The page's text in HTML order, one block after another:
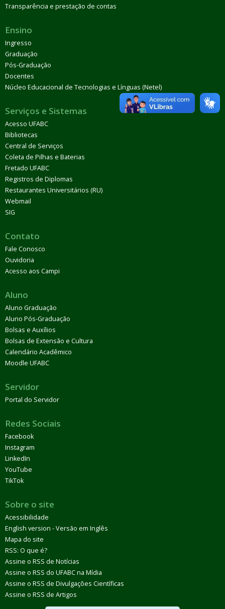
Transparência e prestação de contas
Ensino
Ingresso
Graduação
Pós-Graduação
Docentes
Núcleo Educacional de Tecnologias e Línguas (Netel)
Serviços e Sistemas
Acesso UFABC
Bibliotecas
Central de Serviços
Coleta de Pilhas e Baterias
Fretado UFABC
Registros de Diplomas
Restaurantes Universitários (RU)
Webmail
SIG
Contato
Fale Conosco
Ouvidoria
Acesso aos Campi
Aluno
Aluno Graduação
Aluno Pós-Graduação
Bolsas e Auxílios
Bolsas de Extensão e Cultura
Calendário Acadêmico
Moodle UFABC
Servidor
Portal do Servidor
Redes Sociais
Facebook
Instagram
LinkedIn
YouTube
TikTok
Sobre o site
Acessibilidade
English version - Versão em Inglês
Mapa do site
RSS: O que é?
Assine o RSS de Notícias
Assine o RSS do UFABC na Mídia
Assine o RSS de Divulgações Científicas
Assine o RSS de Artigos